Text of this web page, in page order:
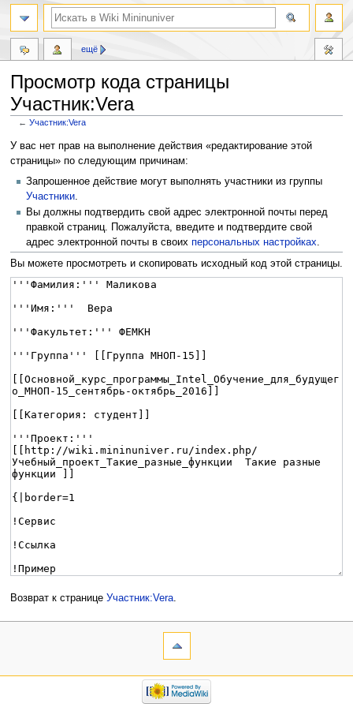
Просмотр кода страницы
Участник:Vera
←Участник:Vera
Перейти
к
навигации
Перейти
к
поиску
У вас нет прав на выполнение действия «редактирование этой
страницы» по следующим причинам:
Запрошенное действие могут выполнять участники из группы
Участники
Вы должны подтвердить свой адрес электронной почты перед
правкой страниц. Пожалуйста, введите и подтвердите свой
адрес электронной почты в своих персональных настройках
Вы можете просмотреть и скопировать исходный код этой страницы.
Возврат к странице Участник:Vera.
ещё